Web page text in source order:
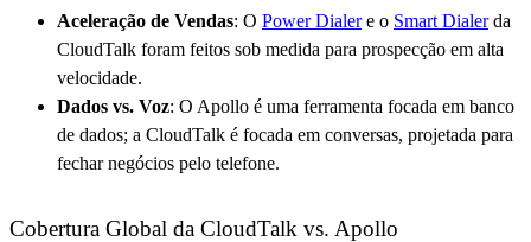
Aceleração de Vendas: O Power Dialere o Smart Dialerda
CloudTalk foram feitos sob medida para prospecção em alta
velocidade.
Dados vs. Voz: O Apollo é uma ferramenta focada em banco
de dados; a CloudTalk é focada em conversas, projetada para
fechar negócios pelo telefone.
Cobertura Global da CloudTalk vs. Apollo